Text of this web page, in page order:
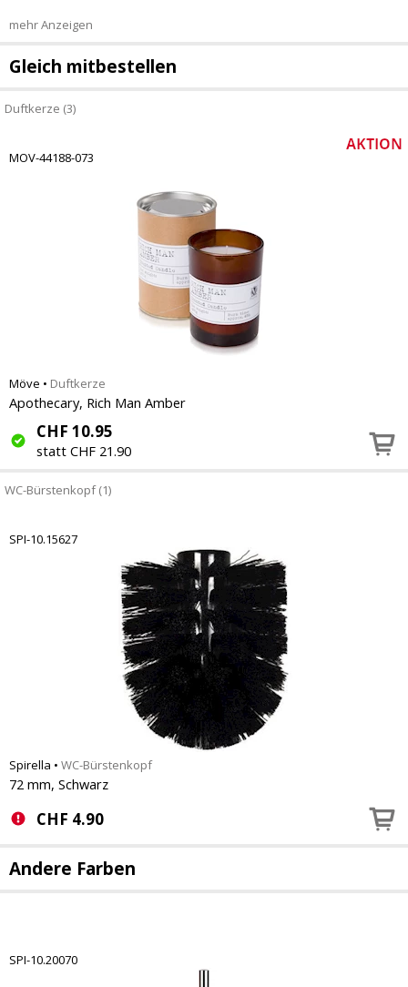
mehr Anzeigen
Gleich mitbestellen
Duftkerze (3)
MOV-44188-073
Möve • Duftkerze
Apothecary, Rich Man Amber
CHF 10.95
statt CHF 21.90
WC-Bürstenkopf (1)
SPI-10.15627
Spirella • WC-Bürstenkopf
72 mm, Schwarz
CHF 4.90
Andere Farben
SPI-10.20070